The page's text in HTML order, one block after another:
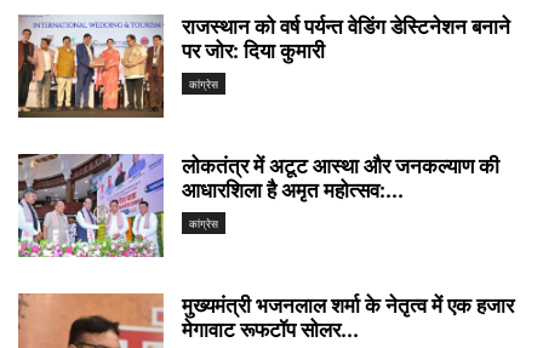
राजस्थान को वर्ष पर्यन्त वेडिंग डेस्टिनेशन बनाने
पर जोर: दिया कुमारी
कांग्रेस
लोकतंत्र में अटूट आस्था और जनकल्याण की
आधारशिला है अमृत महोत्सव:...
कांग्रेस
मुख्यमंत्री भजनलाल शर्मा के नेतृत्व में एक हजार
मेगावाट रूफटॉप सोलर...